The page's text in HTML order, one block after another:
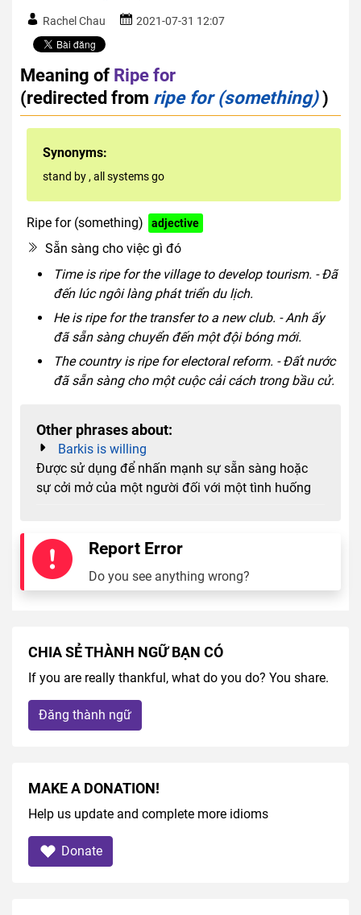
Rachel Chau 2021-07-31 12:07
Meaning of Ripe for
(redirected from ripe for (something))
Synonyms:
stand by , all systems go
Ripe for (something) adjective
Sẵn sàng cho việc gì đó
Time is ripe for the village to develop tourism. - Đã
đến lúc ngôi làng phát triển du lịch.
He is ripe for the transfer to a new club. - Anh ấy
đã sẵn sàng chuyển đến một đội bóng mới.
The country is ripe for electoral reform. - Đất nước
đã sẵn sàng cho một cuộc cải cách trong bầu cử.
Other phrases about:
Barkis is willing
Được sử dụng để nhấn mạnh sự sẵn sàng hoặc
sự cởi mở của một người đối với một tình huống
Report Error
Do you see anything wrong?
CHIA SẺ THÀNH NGỮ BẠN CÓ
If you are really thankful, what do you do? You share.
Đăng thành ngữ
MAKE A DONATION!
Help us update and complete more idioms
Donate